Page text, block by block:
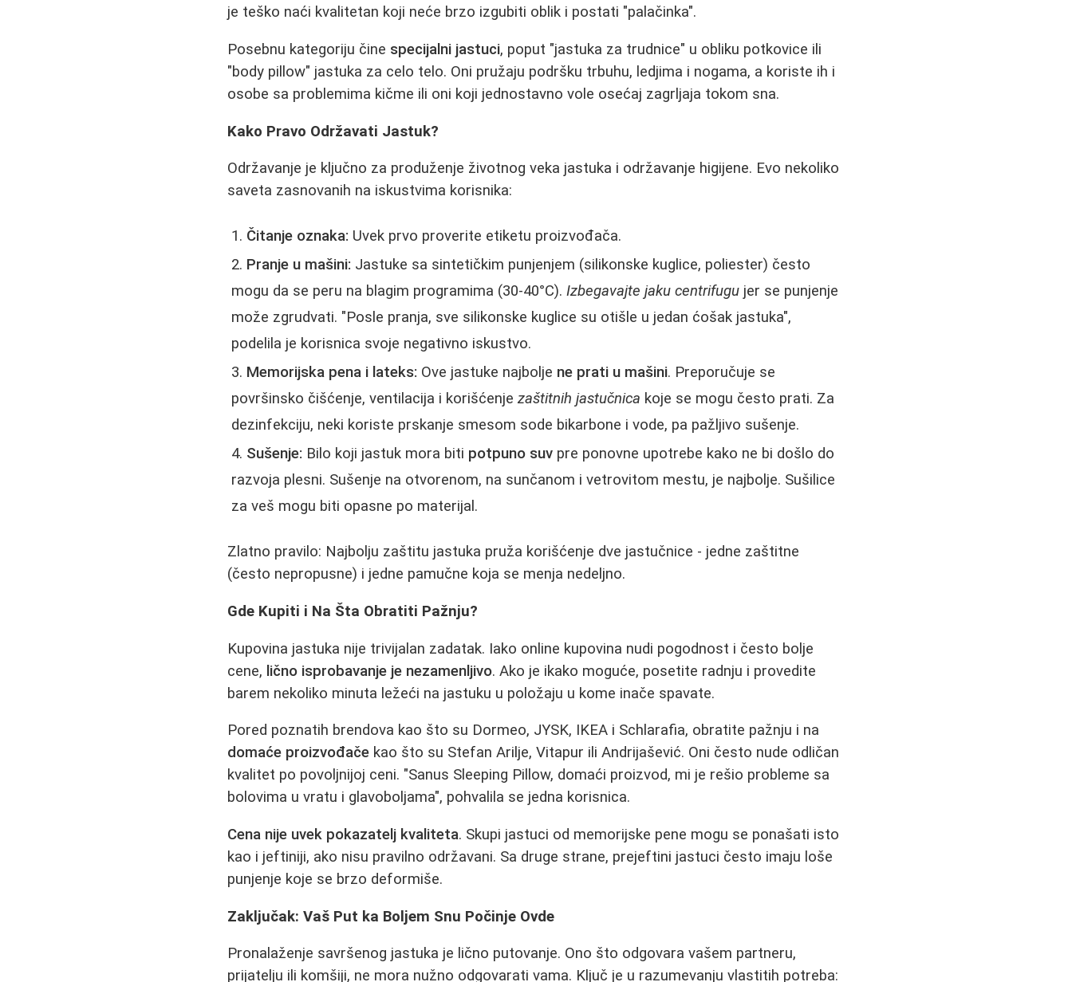
je teško naći kvalitetan koji neće brzo izgubiti oblik i postati "palačinka".
Posebnu kategoriju čine specijalni jastuci, poput "jastuka za trudnice" u obliku potkovice ili
"body pillow" jastuka za celo telo. Oni pružaju podršku trbuhu, ledjima i nogama, a koriste ih i
osobe sa problemima kičme ili oni koji jednostavno vole osećaj zagrljaja tokom sna.
Kako Pravo Održavati Jastuk?
Održavanje je ključno za produženje životnog veka jastuka i održavanje higijene. Evo nekoliko
saveta zasnovanih na iskustvima korisnika:
Čitanje oznaka: Uvek prvo proverite etiketu proizvođača.
Pranje u mašini: Jastuke sa sintetičkim punjenjem (silikonske kuglice, poliester) često
mogu da se peru na blagim programima (30-40°C).Izbegavajte jaku centrifugu jer se punjenje
može zgrudvati. "Posle pranja, sve silikonske kuglice su otišle u jedan ćošak jastuka",
podelila je korisnica svoje negativno iskustvo.
Memorijska pena i lateks: Ove jastuke najbolje ne prati u mašini. Preporučuje se
površinsko čišćenje, ventilacija i korišćenjezaštitnih jastučnica koje se mogu često prati. Za
dezinfekciju, neki koriste prskanje smesom sode bikarbone i vode, pa pažljivo sušenje.
Sušenje: Bilo koji jastuk mora biti potpuno suv pre ponovne upotrebe kako ne bi došlo do
razvoja plesni. Sušenje na otvorenom, na sunčanom i vetrovitom mestu, je najbolje. Sušilice
za veš mogu biti opasne po materijal.
Zlatno pravilo: Najbolju zaštitu jastuka pruža korišćenje dve jastučnice - jedne zaštitne
(često nepropusne) i jedne pamučne koja se menja nedeljno.
Gde Kupiti i Na Šta Obratiti Pažnju?
Kupovina jastuka nije trivijalan zadatak. Iako online kupovina nudi pogodnost i često bolje
cene, lično isprobavanje je nezamenljivo. Ako je ikako moguće, posetite radnju i provedite
barem nekoliko minuta ležeći na jastuku u položaju u kome inače spavate.
Pored poznatih brendova kao što su Dormeo, JYSK, IKEA i Schlarafia, obratite pažnju i na
domaće proizvođače kao što su Stefan Arilje, Vitapur ili Andrijašević. Oni često nude odličan
kvalitet po povoljnijoj ceni. "Sanus Sleeping Pillow, domaći proizvod, mi je rešio probleme sa
bolovima u vratu i glavoboljama", pohvalila se jedna korisnica.
Cena nije uvek pokazatelj kvaliteta. Skupi jastuci od memorijske pene mogu se ponašati isto
kao i jeftiniji, ako nisu pravilno održavani. Sa druge strane, prejeftini jastuci često imaju loše
punjenje koje se brzo deformiše.
Zaključak: Vaš Put ka Boljem Snu Počinje Ovde
Pronalaženje savršenog jastuka je lično putovanje. Ono što odgovara vašem partneru,
prijatelju ili komšiji, ne mora nužno odgovarati vama. Ključ je u razumevanju vlastitih potreba: